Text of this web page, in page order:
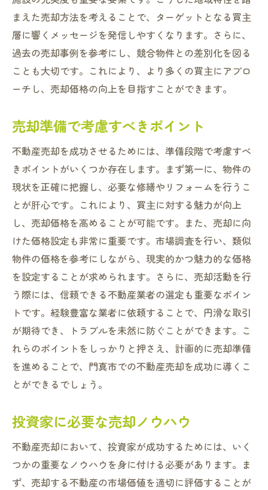
売却プロセスの効率化を図る
利益を最大化する交渉術
門真市の不動産売却で差をつける
差別化された売却戦略の構築
買い手の心を掴む売却手法
独自の売却ポイントを見つける
差をつけるための情報活用術
売却後のフォローアップの重要性
投資家が知るべき門真市の売却ポイント
投資家向けの売却計画作成法
門真市不動産市場の特性を知る
売却ポイントを押さえた戦略
投資家の視点で見る市場分析
売却成功のためのチェックリスト
不動産売却におけるリスク管理
まえた売却方法を考えることで、ターゲットとなる買主
層に響くメッセージを発信しやすくなります。さらに、
過去の売却事例を参考にし、競合物件との差別化を図る
ことも大切です。これにより、より多くの買主にアプロ
ーチし、売却価格の向上を目指すことができます。
売却準備で考慮すべきポイント
不動産売却を成功させるためには、準備段階で考慮すべ
きポイントがいくつか存在します。まず第一に、物件の
現状を正確に把握し、必要な修繕やリフォームを行うこ
とが肝心です。これにより、買主に対する魅力が向上
し、売却価格を高めることが可能です。また、売却に向
けた価格設定も非常に重要です。市場調査を行い、類似
物件の価格を参考にしながら、現実的かつ魅力的な価格
を設定することが求められます。さらに、売却活動を行
う際には、信頼できる不動産業者の選定も重要なポイン
トです。経験豊富な業者に依頼することで、円滑な取引
が期待でき、トラブルを未然に防ぐことができます。こ
れらのポイントをしっかりと押さえ、計画的に売却準備
を進めることで、門真市での不動産売却を成功に導くこ
とができるでしょう。
投資家に必要な売却ノウハウ
不動産売却において、投資家が成功するためには、いく
つかの重要なノウハウを身に付ける必要があります。ま
ず、売却する不動産の市場価値を適切に評価することが